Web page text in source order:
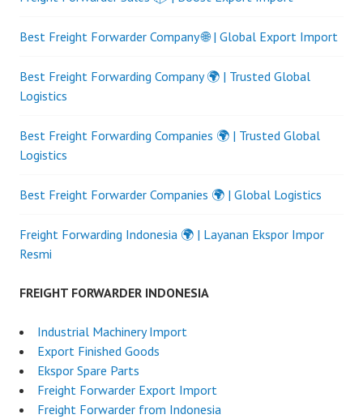
Best Freight Forwarder Company 🌐 | Global Export Import
Best Freight Forwarding Company 🌍 | Trusted Global
Logistics
Best Freight Forwarding Companies 🌍 | Trusted Global
Logistics
Best Freight Forwarder Companies 🌍 | Global Logistics
Freight Forwarding Indonesia 🌍 | Layanan Ekspor Impor
Resmi
FREIGHT FORWARDER INDONESIA
Industrial Machinery Import
Export Finished Goods
Ekspor Spare Parts
Freight Forwarder Export Import
Freight Forwarder from Indonesia